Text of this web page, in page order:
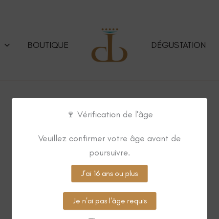
BOUTIQUE DÉGUSTATION
ROSÉ VIN EFFERVESCENT
🍷 Vérification de l'âge
Veuillez confirmer votre âge avant de
poursuivre.
J'ai 16 ans ou plus
Je n'ai pas l'âge requis